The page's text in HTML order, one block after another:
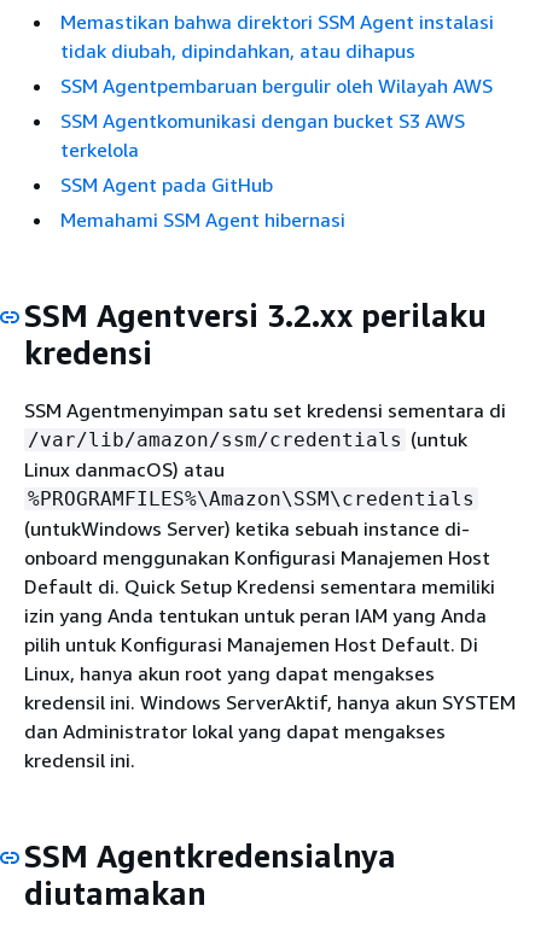
Memastikan bahwa direktori SSM Agent instalasi
tidak diubah, dipindahkan, atau dihapus
SSM Agentpembaruan bergulir oleh Wilayah AWS
SSM Agentkomunikasi dengan bucket S3 AWS
terkelola
SSM Agent pada GitHub
Memahami SSM Agent hibernasi
SSM Agentversi 3.2.xx perilaku
kredensi
SSM Agentmenyimpan satu set kredensi sementara di
/var/lib/amazon/ssm/credentials (untuk
Linux danmacOS) atau
%PROGRAMFILES%\Amazon\SSM\credentials
(untukWindows Server) ketika sebuah instance di-
onboard menggunakan Konfigurasi Manajemen Host
Default di. Quick Setup Kredensi sementara memiliki
izin yang Anda tentukan untuk peran IAM yang Anda
pilih untuk Konfigurasi Manajemen Host Default. Di
Linux, hanya akun root yang dapat mengakses
kredensil ini. Windows ServerAktif, hanya akun SYSTEM
dan Administrator lokal yang dapat mengakses
kredensil ini.
SSM Agentkredensialnya
diutamakan